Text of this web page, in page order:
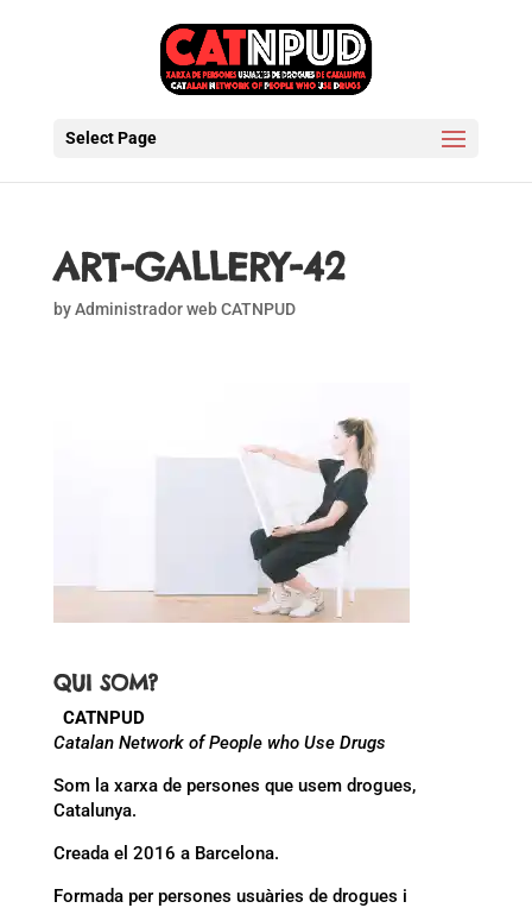
Select Page
ART-GALLERY-42
byAdministrador web CATNPUD
QUI SOM?
CATNPUD
Catalan Network of People who Use Drugs
Som la xarxa de persones que usem drogues,
Catalunya.
Creada el 2016 a Barcelona.
Formada per persones usuàries de drogues i